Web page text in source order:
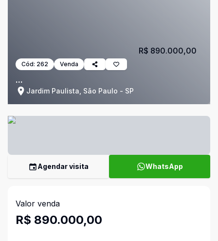
Cód: 262 Venda
...
Jardim Paulista, São Paulo - SP
R$ 890.000,00
Agendar visita WhatsApp
Valor venda
R$ 890.000,00